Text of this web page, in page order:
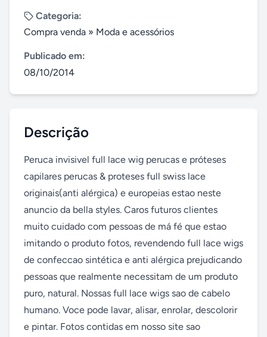
Categoria:
Compra venda » Moda e acessórios
Publicado em:
08/10/2014
Descrição
Peruca invisivel full lace wig perucas e próteses
capilares perucas & proteses full swiss lace
originais(anti alérgica) e europeias estao neste
anuncio da bella styles. Caros futuros clientes
muito cuidado com pessoas de má fé que estao
imitando o produto fotos, revendendo full lace wigs
de confeccao sintética e anti alérgica prejudicando
pessoas que realmente necessitam de um produto
puro, natural. Nossas full lace wigs sao de cabelo
humano. Voce pode lavar, alisar, enrolar, descolorir
e pintar. Fotos contidas em nosso site sao